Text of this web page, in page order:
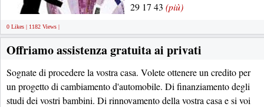
29 17 43 (più)
0 Likes | 1182 Views |
Offriamo assistenza gratuita ai privati
Sognate di procedere la vostra casa. Volete ottenere un credito per
un progetto di cambiamento d'automobile. Di finanziamento degli
studi dei vostri bambini. Di rinnovamento della vostra casa e si voi